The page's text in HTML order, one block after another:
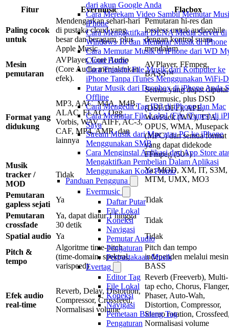
dari akun Google Anda
Cara Merekam Video Sambil Memutar
iPhone
Cara Mengaktifkan DLNA Media Server di
Windows 10 dan Memutar Musik di iPhone
Cara Memutar Musik di iPhone dari WD
Cloud Home
Cara Transfer File Musik dari Komputer ke
iPhone Tanpa iTunes Menggunakan WiFi-
Putar Musik dari Dropbox di iPhone Anda
Offline
Cara Mengedit Tag ID3 di iPhone dan Mac
Cara Memutar File Lokal (File iTunes) di
Saya
Stream Musik dari Mac atau PC ke iPhone
Menggunakan SMB
Cara Menginstal Aplikasi dari App Store
Mengaktifkan Pembelian Dalam Aplikasi
Menggunakan Kode Promo
Panduan Pengguna
Evermusic
Daftar Putar
File Lokal
Koneksi
Navigasi
Pemutar Audio
Pengaturan
Perpustakaan Musik
Evertag
Editor Tag
File Lokal
Koneksi
Navigasi
Pemetaan Bidang Tag
Pengaturan
Fitur Evermusic Flacbox
Paling cocok
untuk
Mendengarkan sehari-hari
di pustaka cloud yang
besar dan beragam, plus
Apple Music
Pemutaran hi-res dan
lossless untuk audiophile
dengan kontrol suara
mendalam
Mesin
pemutaran
AVPlayer, Core Audio
(Core Audio menjalankan
efek).
AVPlayer, FFmpeg,
BASS™
Format yang
didukung
MP3, AAC, M4A, M4B,
ALAC, FLAC, Ogg
Vorbis, WAV, AIFF, AC-3,
CAF, MP4, AMR, dan
lainnya
Semua yang dapat diputar
Evermusic, plus DSD
(DSF/DFF), APE,
WavPack (WV), TTA,
OPUS, WMA, Musepack
(MPC) dan semua format
yang dapat didekode
FFmpeg (50+)
Musik
tracker /
MOD
Tidak
Ya: MOD, XM, IT, S3M,
MTM, UMX, MO3
Pemutaran
gapless sejati
Ya
Tidak
Pemutaran
crossfade
Ya, dapat diatur 1 hingga
30 detik
Tidak
Spatial audio Ya
Tidak
Pitch &
tempo
Algoritme time-pitch
(time-domain, spektral,
varispeed)
Pitch dan tempo
independen melalui mesin
BASS
Efek audio
real-time
Reverb, Delay, Distortion,
Compressor, Crossfeed,
Normalisasi volume
Reverb (Freeverb), Multi-
tap echo, Chorus, Flanger,
Phaser, Auto-Wah,
Distortion, Compressor,
Stereo rotation,
Normalisasi volume